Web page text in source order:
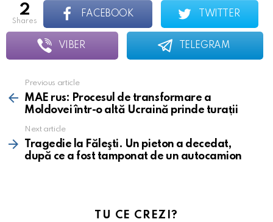
2
shares
FACEBOOK TWITTER
VIBER TELEGRAM
more
Previous article
MAE rus: Procesul de transformare a
Moldovei într-o altă Ucraină prinde turații
Next article
Tragedie la Făleşti. Un pieton a decedat,
după ce a fost tamponat de un autocamion
TU CE CREZI?